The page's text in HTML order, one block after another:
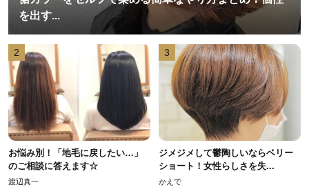
を出す...
2
お悩み別！「地毛に戻したい…」
のご相談に答えます☆
渡辺真一
3
ジメジメして鬱陶しいならベリー
ショート！女性らしさを失...
かえで